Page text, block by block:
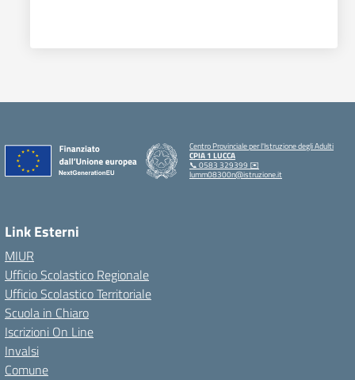
Centro Provinciale per l'Istruzione degli Adulti
CPIA 1 LUCCA
📞 0583 329399 ✉️
lumm08300n@istruzione.it
Link Esterni
MIUR
Ufficio Scolastico Regionale
Ufficio Scolastico Territoriale
Scuola in Chiaro
Iscrizioni On Line
Invalsi
Comune